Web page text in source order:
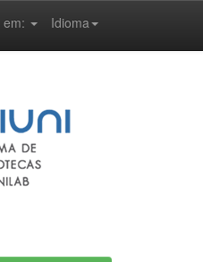
Idioma
em: